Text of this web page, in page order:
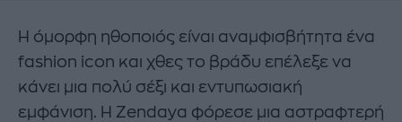
Η όμορφη ηθοποιός είναι αναμφισβήτητα ένα
fashion icon και χθες το βράδυ επέλεξε να
κάνει μια πολύ σέξι και εντυπωσιακή
εμφάνιση. Η Zendaya φόρεσε μια αστραφτερή